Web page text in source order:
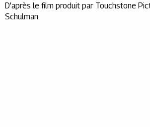
D’après le film produit par Touchstone
Schulman.